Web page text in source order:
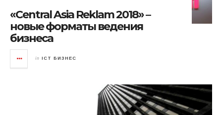
«Central Asia Reklam 2018» –
новые форматы ведения
бизнеса
in ICT БИЗНЕС